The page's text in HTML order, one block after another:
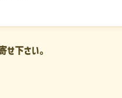
せ下さい。